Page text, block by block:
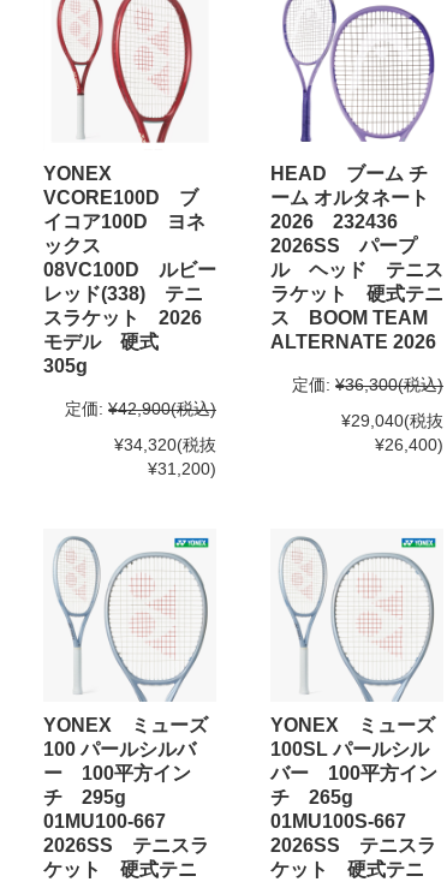
YONEX
VCORE100D ブ
イコア100D ヨネ
ックス
08VC100D ルビー
レッド(338) テニ
スラケット 2026
モデル 硬式
305g
定価: ¥42,900(税込)
¥34,320(税抜
¥31,200)
HEAD ブーム チ
ーム オルタネート
2026 232436
2026SS パープ
ル ヘッド テニス
ラケット 硬式テニ
ス BOOM TEAM
ALTERNATE 2026
定価: ¥36,300(税込)
¥29,040(税抜
¥26,400)
YONEX ミューズ
100 パールシルバ
ー 100平方イン
チ 295g
01MU100-667
2026SS テニスラ
ケット 硬式テニ
YONEX ミューズ
100SL パールシル
バー 100平方イン
チ 265g
01MU100S-667
2026SS テニスラ
ケット 硬式テニ